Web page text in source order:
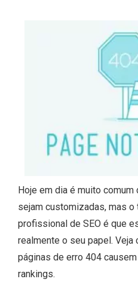
Hoje em dia é muito
sejam customizadas, mas o
profissional de SEO é que
realmente o seu papel. Veja
páginas de erro 404
rankings.